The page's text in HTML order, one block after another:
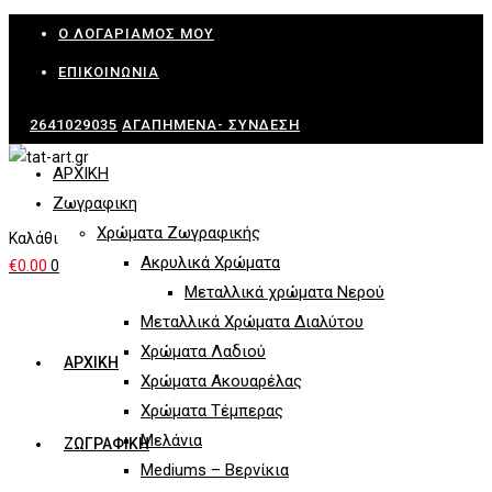
content
Ο ΛΟΓΑΡΙΑΜΌΣ ΜΟΥ
ΕΠΙΚΟΙΝΩΝΊΑ
2641029035 ΑΓΑΠΗΜΈΝΑ- ΣΎΝΔΕΣΗ
Καλάθι
€0.00 0
ΑΡΧΙΚΗ
ΖΩΓΡΑΦΙΚΗ
ΑΡΧΙΚΗ
Ζωγραφικη
Χρώματα Ζωγραφικής
Ακρυλικά Χρώματα
Μεταλλικά χρώματα Νερού
Μεταλλικά Χρώματα Διαλύτου
Χρώματα Λαδιού
Χρώματα Ακουαρέλας
Χρώματα Τέμπερας
Μελάνια
Mediums – Βερνίκια